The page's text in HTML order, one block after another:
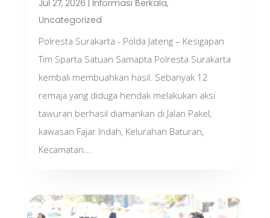
Jul 27, 2026 Informasi Berkala,
Uncategorized
Polresta Surakarta - Polda Jateng – Kesigapan
Tim Sparta Satuan Samapta Polresta Surakarta
kembali membuahkan hasil. Sebanyak 12
remaja yang diduga hendak melakukan aksi
tawuran berhasil diamankan di Jalan Pakel,
kawasan Fajar Indah, Kelurahan Baturan,
Kecamatan...